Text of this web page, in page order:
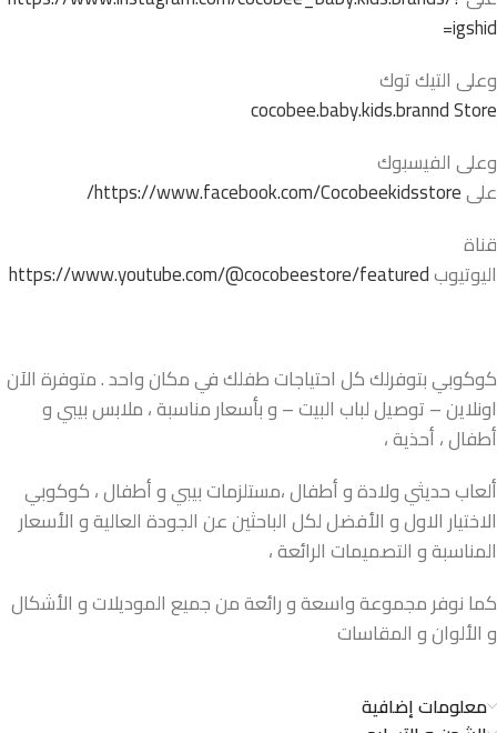
igshid=
وعلى التيك توك
cocobee.baby.kids.brannd Store
وعلى الفيسبوك
علىhttps://www.facebook.com/Cocobeekidsstore/
قناة
اليوتيوبhttps://www.youtube.com/@cocobeestore/featured
كوكوبي بتوفرلك كل احتياجات طفلك في مكان واحد . متوفرة الآن
اونلاين – توصيل لباب البيت – و بأسعار مناسبة ، ملابس بيبي و
أطفال ، أحذية ،
ألعاب حديثي ولادة و أطفال ،مستلزمات بيبي و أطفال ، كوكوبي
الاختيار الاول و الأفضل لكل الباحثين عن الجودة العالية و الأسعار
المناسبة و التصميمات الرائعة ،
كما نوفر مجموعة واسعة و رائعة من جميع الموديلات و الأشكال
و الألوان و المقاسات
معلومات إضافية